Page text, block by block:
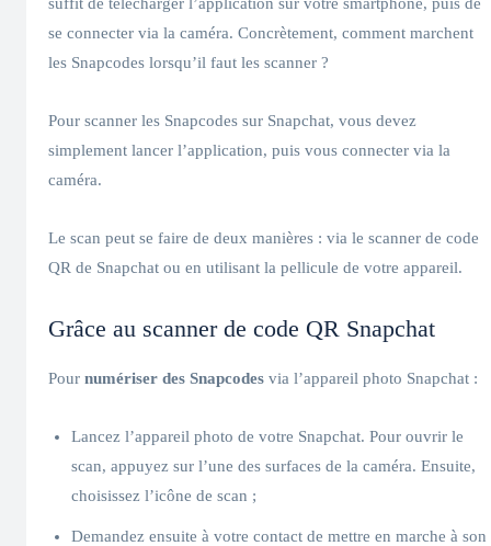
se connecter via la caméra. Concrètement, comment marchent
les Snapcodes lorsqu’il faut les scanner ?
Pour scanner les Snapcodes sur Snapchat, vous devez
simplement lancer l’application, puis vous connecter via la
caméra.
Le scan peut se faire de deux manières : via le scanner de code
QR de Snapchat ou en utilisant la pellicule de votre appareil.
Grâce au scanner de code QR Snapchat
Pour numériser des Snapcodes via l’appareil photo Snapchat :
Lancez l’appareil photo de votre Snapchat. Pour ouvrir le
scan, appuyez sur l’une des surfaces de la caméra. Ensuite,
choisissez l’icône de scan ;
Demandez ensuite à votre contact de mettre en marche à son